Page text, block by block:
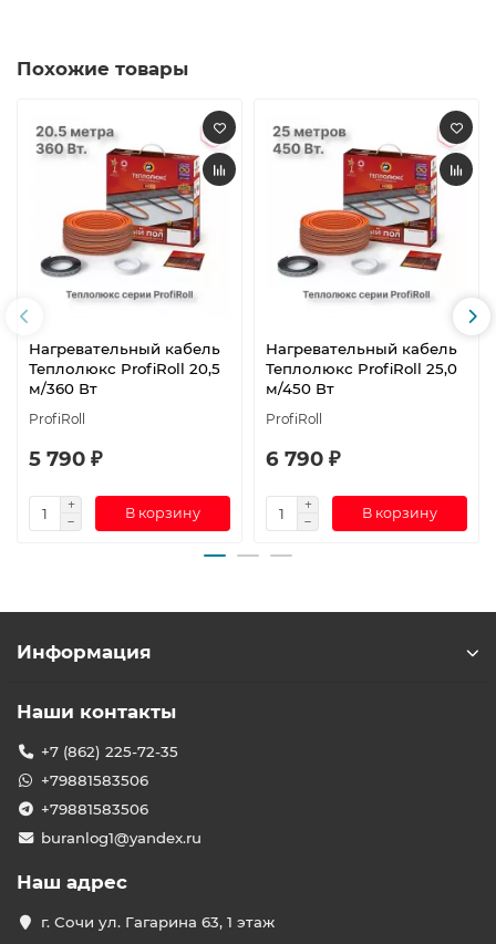
Похожие товары
Нагревательный кабель
Теплолюкс ProfiRoll 20,5
м/360 Вт
ProfiRoll
5 790 ₽
В корзину
Нагревательный кабель
Теплолюкс ProfiRoll 25,0
м/450 Вт
ProfiRoll
6 790 ₽
В корзину
Информация
Наши контакты
+7 (862) 225-72-35
+79881583506
+79881583506
buranlog1@yandex.ru
Наш адрес
г. Сочи ул. Гагарина 63, 1 этаж